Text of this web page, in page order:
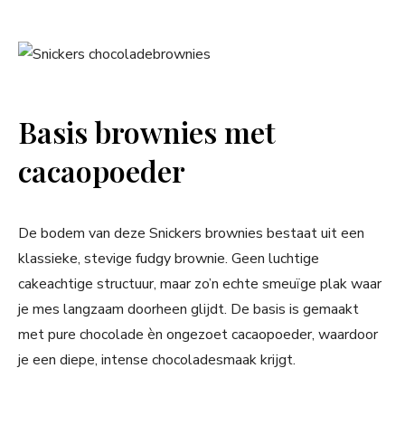
Basis brownies met
cacaopoeder
De bodem van deze Snickers brownies bestaat uit een
klassieke, stevige fudgy brownie. Geen luchtige
cakeachtige structuur, maar zo’n echte smeuïge plak waar
je mes langzaam doorheen glijdt. De basis is gemaakt
met pure chocolade èn ongezoet cacaopoeder, waardoor
je een diepe, intense chocoladesmaak krijgt.